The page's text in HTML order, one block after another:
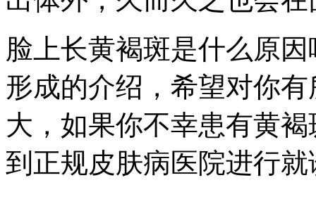
脸上长黄褐斑是什么原
形成的介绍，希望对你
大，如果你不幸患有黄
到正规皮肤病医院进行就